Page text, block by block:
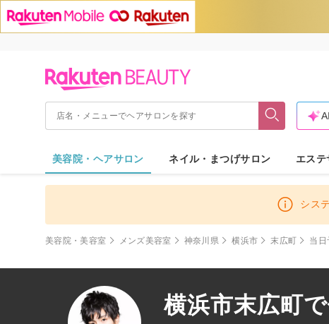
美容院・ヘアサロン ネイル・まつげサロン エステ
シス
美容院・美容室 メンズ美容室 神奈川県 横浜市 末広町 当日
横浜市末広町